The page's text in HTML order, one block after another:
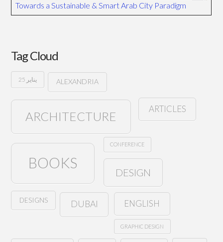
Towards a Sustainable & Smart Arab City Paradigm
Tag Cloud
25 يناير ALEXANDRIA
ARCHITECTURE
ARTICLES
BOOKS
CONFERENCE
DESIGN
DESIGNS DUBAI ENGLISH
GRAPHIC DESIGN